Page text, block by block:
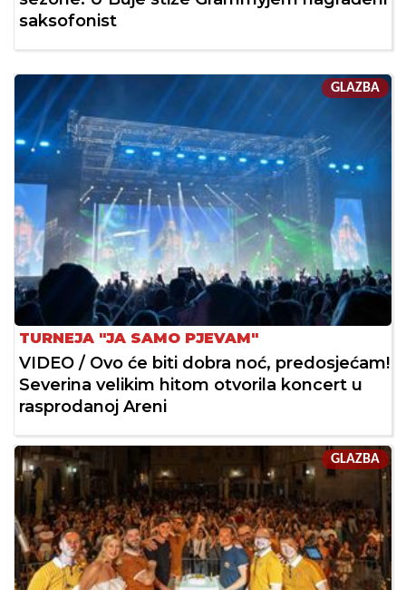
saksofonist
GLAZBA
TURNEJA "JA SAMO PJEVAM"
VIDEO / Ovo će biti dobra noć, predosjećam!
Severina velikim hitom otvorila koncert u
rasprodanoj Areni
GLAZBA